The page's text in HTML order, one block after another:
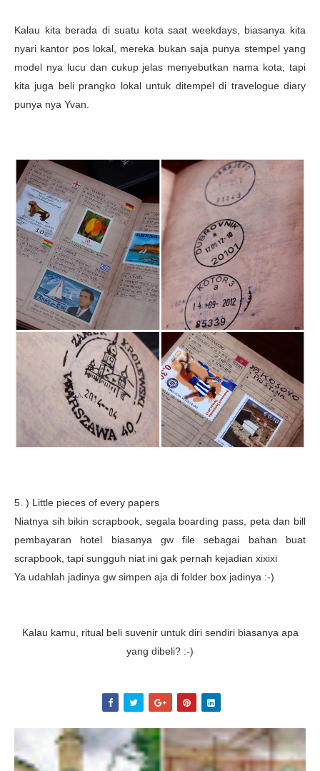
Kalau kita berada di suatu kota saat weekdays, biasanya kita
nyari kantor pos lokal, mereka bukan saja punya stempel yang
model nya lucu dan cukup jelas menyebutkan nama kota, tapi
kita juga beli prangko lokal untuk ditempel di travelogue diary
punya nya Yvan.
5. ) Little pieces of every papers
Niatnya sih bikin scrapbook, segala boarding pass, peta dan bill
pembayaran hotel biasanya gw file sebagai bahan buat
scrapbook, tapi sungguh niat ini gak pernah kejadian xixixi
Ya udahlah jadinya gw simpen aja di folder box jadinya :-)
Kalau kamu, ritual beli suvenir untuk diri sendiri biasanya apa
yang dibeli? :-)